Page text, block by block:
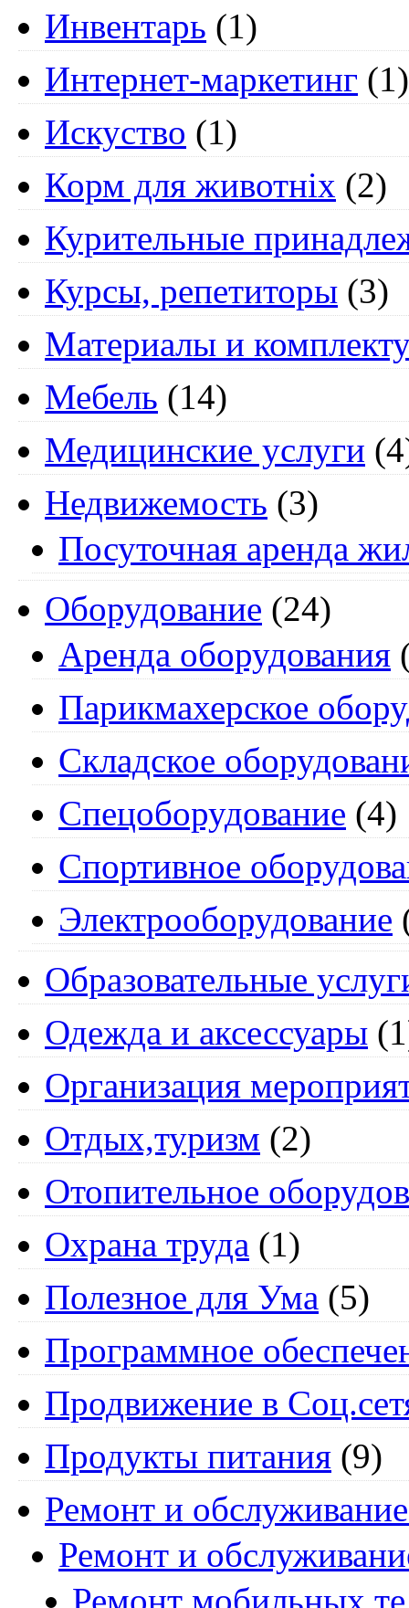
Инвентарь (1)
Интернет-маркетинг (1)
Искуство (1)
Корм для животніх (2)
Курительные
Курсы, репетиторы (3)
Материалы и
Мебель (14)
Медицинские услуги
Недвижемость (3)
Посуточная аренда
Оборудование (24)
Аренда оборудования
Парикмахерское
Складское
Спецоборудование (4)
Спортивное
Электрооборудование
Образовательные
Одежда и аксессуары
Организация
Отдых,туризм (2)
Отопительное
Охрана труда (1)
Полезное для Ума (5)
Программное
Продвижение в
Продукты питания (9)
Ремонт и
Ремонт и